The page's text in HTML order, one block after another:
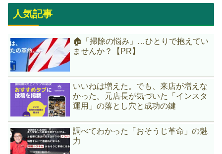
人気記事
🏠「掃除の悩み」…ひとりで抱えてい
ませんか？【PR】
いいねは増えた。でも、来店が増えな
かった。元店長が気づいた「インスタ
運用」の落とし穴と成功の鍵
調べてわかった「おそうじ革命」の魅
力